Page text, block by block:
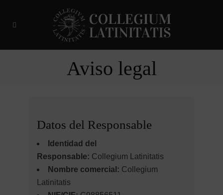
Aviso legal
Datos del Responsable
Identidad del
Responsable: Collegium Latinitatis
Nombre comercial: Collegium
Latinitatis